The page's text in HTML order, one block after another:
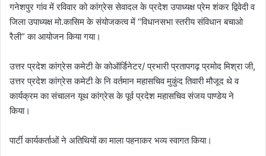
गनेशपुर गांव में रविवार को कांग्रेस सेवादल के प्रदेश उपाध्यक्ष प्रेम शंकर द्विवेदी व
जिला उपाध्यक्ष मो.कासिम के संयोजकत्व में “विधानसभा स्तरीय संविधान बचाओ
रैली” का आयोजन किया गया।
उत्तर प्रदेश कांग्रेस कमेटी के कोऑर्डिनेटर/ प्रभारी प्रतापगढ़ प्रमोद मिश्रा जी,
उत्तर प्रदेश कांग्रेस कमेटी के नि वर्तमान महासचिव मुकुंद तिवारी मौजूद थे व
कार्यक्रम का संचालन यूथ कांग्रेस के पूर्व प्रदेश महासचिव संजय पाण्डेय ने
किया।
पार्टी कार्यकर्ताओं ने अतिथियों का माला पहनाकर भव्य स्वागत किया।